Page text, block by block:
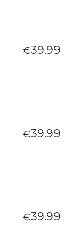
€39.99
€39.99
€39.99